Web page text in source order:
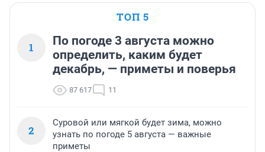
ТОП 5
1
По погоде 3 августа можно
определить, каким будет
декабрь, — приметы и поверья
87 617 11
2
Суровой или мягкой будет зима, можно
узнать по погоде 5 августа — важные
приметы